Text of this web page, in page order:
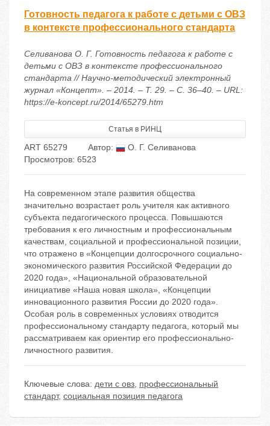
Готовность педагога к работе с детьми с ОВЗ
в контексте профессионального стандарта
Селиванова О. Г. Готовность педагога к работе с
детьми с ОВЗ в контексте профессионального
стандарта // Научно-методический электронный
журнал «Концепт». – 2014. – Т. 29. – С. 36–40. – URL:
https://e-koncept.ru/2014/65279.htm
Статья в РИНЦ
ART 65279 Автор:
О. Г. Селиванова
Просмотров: 6523
На современном этапе развития общества
значительно возрастает роль учителя как активного
субъекта педагогического процесса. Повышаются
требования к его личностным и профессиональным
качествам, социальной и профессиональной позиции,
что отражено в «Концепции долгосрочного социально-
экономического развития Российской Федерации до
2020 года», «Национальной образовательной
инициативе «Наша новая школа», «Концепции
инновационного развития России до 2020 года».
Особая роль в современных условиях отводится
профессиональному стандарту педагога, который мы
рассматриваем как ориентир его профессионально-
личностного развития.
Ключевые слова: дети с овз, профессиональный
стандарт, социальная позиция педагога